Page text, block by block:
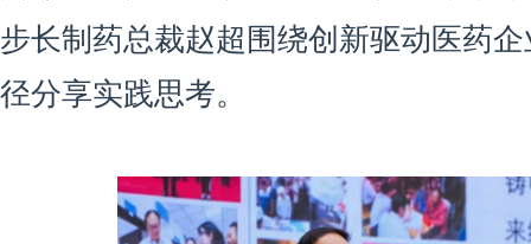
步长制药总裁赵超围绕创新驱动医药
径分享实践思考。